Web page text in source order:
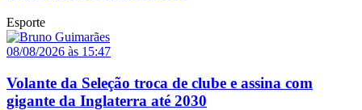
Esporte
08/08/2026 às 15:47
Volante da Seleção troca de clube e assina com
gigante da Inglaterra até 2030